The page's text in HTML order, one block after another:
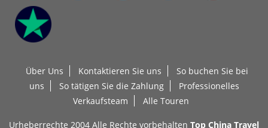
Über Uns Kontaktieren Sie uns
So buchen Sie bei
uns
So tätigen Sie die Zahlung
Professionelles
Verkaufsteam
Alle Touren
Urheberrechte 2004 Alle Rechte vorbehalten Top China Travel